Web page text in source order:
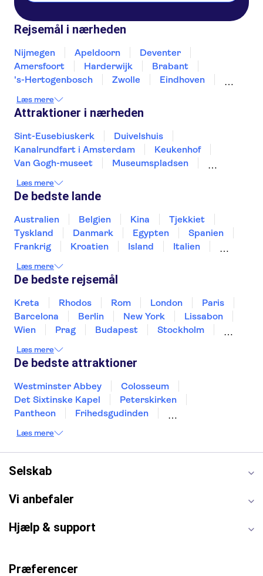
Rejsemål i nærheden
Nijmegen Apeldoorn
Deventer
Amersfoort
Harderwijk
Brabant
's-Hertogenbosch
Zwolle
Eindhoven
Enschede
Læs mere
Attraktioner i nærheden
Sint-Eusebiuskerk
Duivelshuis
Kanalrundfart i Amsterdam
Keukenhof
Van Gogh-museet
Museumspladsen
Bådture på Kaag-søerne
Royal Palace of Amsterdam
Stedelijk Museum Amsterdam
Giethoorn Canals
Dam Square
Læs mere
De bedste lande
Australien Belgien Kina
Tjekkiet
Tyskland
Danmark Egypten
Spanien
Frankrig
Kroatien Island
Italien
Sverige
Slovenien
Læs mere
De bedste rejsemål
Kreta Rhodos Rom London
Paris
Barcelona
Berlin New York
Lissabon
Wien
Prag Budapest
Stockholm
Aarhus
Kiel Helsingborg
Læs mere
De bedste attraktioner
Westminster Abbey
Colosseum
Det Sixtinske Kapel
Peterskirken
Pantheon
Frihedsgudinden
Moulin Rouge
Alcatraz
Elbphilharmonie
Yosemite National Park
Tivoli
Petra
Læs mere
Selskab
Vi anbefaler
Hjælp & support
Præferencer